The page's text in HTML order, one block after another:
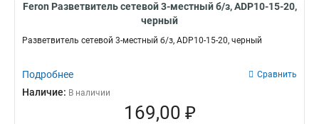
Feron Разветвитель сетевой 3-местный б/з, ADP10-15-20,
черный
Разветвитель сетевой 3-местный б/з, ADP10-15-20, черный
Подробнее Сравнить
Наличие: В наличии
169,00 ₽